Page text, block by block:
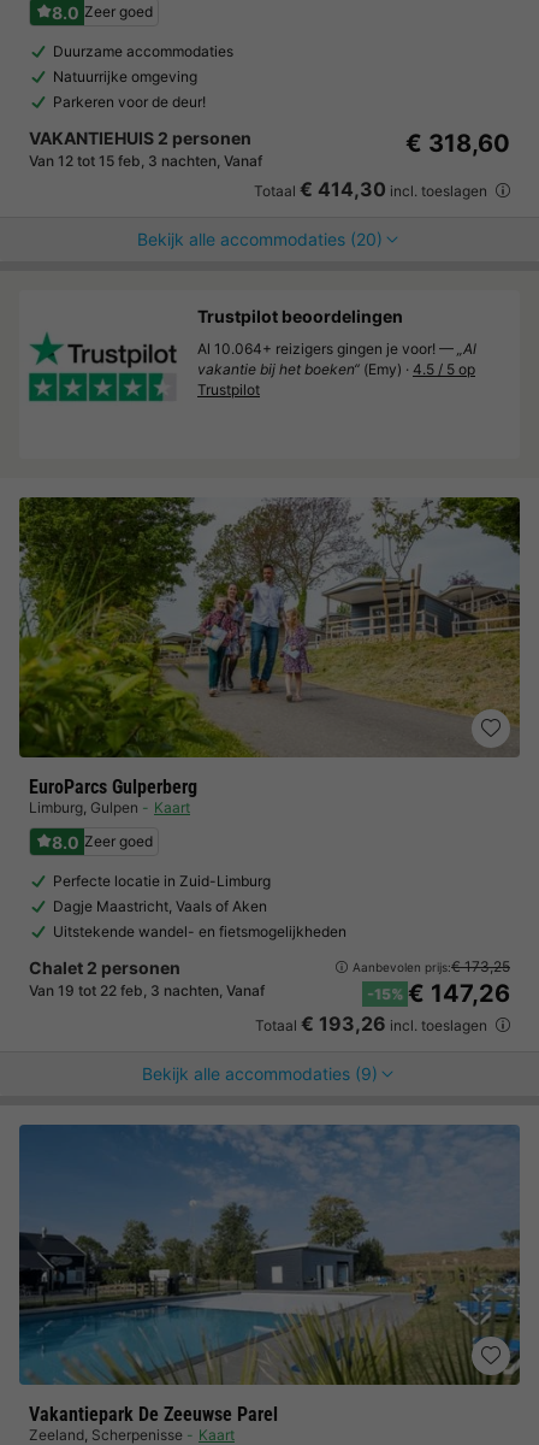
8.0 Zeer goed
Duurzame accommodaties
Natuurrijke omgeving
Parkeren voor de deur!
VAKANTIEHUIS 2 personen
Van 12 tot 15 feb, 3 nachten, Vanaf
€ 318,60
Totaal € 414,30 incl. toeslagen
Bekijk alle accommodaties (20)
EuroParcs Gulperberg
Limburg, Gulpen Kaart
8.0 Zeer goed
Perfecte locatie in Zuid-Limburg
Dagje Maastricht, Vaals of Aken
Uitstekende wandel- en fietsmogelijkheden
Chalet 2 personen
Van 19 tot 22 feb, 3 nachten, Vanaf
Aanbevolen prijs:€ 173,25
-15% € 147,26
Totaal € 193,26 incl. toeslagen
Bekijk alle accommodaties (9)
Vakantiepark De Zeeuwse Parel
Zeeland, Scherpenisse Kaart
Trustpilot beoordelingen
Al 10.064+ reizigers gingen je voor! — „Al
vakantie bij het boeken“ (Emy) · 4.5 / 5 op
Trustpilot